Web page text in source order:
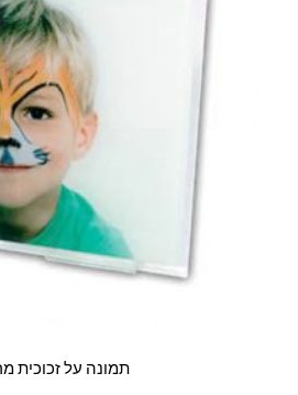
תמונה על זכוכית